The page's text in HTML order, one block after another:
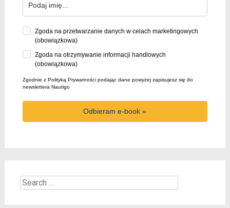
Zgoda na przetwarzanie danych w celach marketingowych
(obowiązkowa)
Zgoda na otrzymywanie informacji handlowych
(obowiązkowa)
Zgodnie z Polityką Prywatności podając dane powyżej zapisujesz się do
newslettera Nautigo
Odbieram e-book »
Search